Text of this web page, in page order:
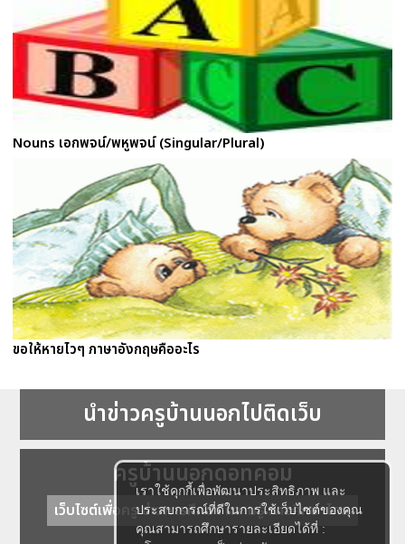
เราใช้คุกกี้เพื่อพัฒนาประสิทธิภาพ และ
ประสบการณ์ที่ดีในการใช้เว็บไซต์ของคุณ
คุณสามารถศึกษารายละเอียดได้ที่ :
Nouns เอกพจน์/พหูพจน์ (Singular/Plural)
ขอให้หายไวๆ ภาษาอังกฤษคืออะไร
นำข่าวครูบ้านนอกไปติดเว็บ
ครูบ้านนอกดอทคอม
เว็บไซต์เพื่อครู ข่าวการศึกษา ความรู้ การศึกษาไทย